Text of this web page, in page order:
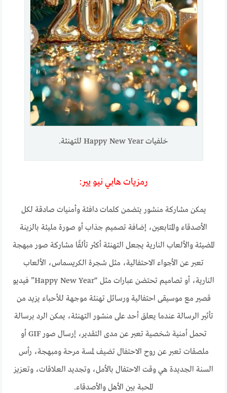
خلفيات Happy New Year للتهنئة.
رمزيات هابي نيو يير:
يمكن مشاركة منشور يتضمن كلمات دافئة وأمنيات صادقة لكل
الأصدقاء والمتابعين، إضافة تصميم جذاب أو صورة مليئة بالزينة
المضيئة والألعاب النارية يجعل التهنئة أكثر تألقًا مشاركة صور مبهجة
تعبر عن الأجواء الاحتفالية، مثل شجرة الكريسماس، الألعاب
النارية، أو تصاميم تحتضن عبارات مثل “Happy New Year” فيديو
قصير مع موسيقى احتفالية ورسائل تهنئة موجهة للأحباء يزيد من
تأثير الرسالة عندما يعلق أحد على منشور التهنئة، يمكن الرد برسالة
تحمل أمنية شخصية تعبر عن مدى التقدير، إرسال صور GIF أو
ملصقات تعبر عن روح الاحتفال تضيف لمسة مرحة ومبهجة، رأس
السنة الجديدة هي وقت الاحتفال بالأمل، وتجديد العلاقات، وتعزيز
المحبة بين الأهل والأصدقاء.